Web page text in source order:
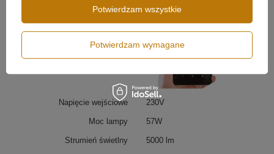
kuchni z wyspą, jadalni z długim stołem i
reprezentacyjnych salonów z antresolą.
Napięcie wejściowe 230V
Moc lampy 57W
Strumień świetlny 5000 lm
Potwierdzam wymagane
Potwierdzam wszystkie